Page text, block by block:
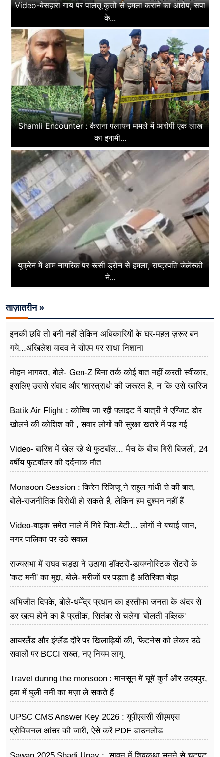
Video-बेसहारा गाय पर पालतू कुत्तों से हमला कराने का आरोप, सपा
के...
Shamli Encounter : कैराना पलायन मामले में आरोपी एक लाख
का इनामी...
यूक्रेन में आम नागरिक पर रूसी ड्रोन से हमला, राष्ट्रपति जेलेंस्की
ने...
ताज़ातरीन »
इनकी छवि तो बनी नहीं लेकिन अधिकारियों के घर-महल ज़रूर बन
गये...अखिलेश यादव ने सीएम पर साधा​ निशाना
मोहन भागवत, बोले- Gen-Z बिना तर्क कोई बात नहीं करती स्वीकार,
इसलिए उससे संवाद और 'शास्त्रार्थ' की जरूरत है, न कि उसे खारिज
Batik Air Flight : कोच्चि जा रही फ्लाइट में यात्री ने एग्जिट डोर
खोलने की कोशिश की , सवार लोगों की सुरक्षा खतरे में पड़ गई
Video- बारिश में खेल रहे थे फुटबॉल... मैच के बीच गिरी बिजली, 24
वर्षीय फुटबॉलर की दर्दनाक मौत
Monsoon Session : किरेन रिजिजू ने राहुल गांधी से की बात,
बोले-राजनीतिक विरोधी हो सकते हैं, लेकिन हम दुश्मन नहीं हैं
Video-बाइक समेत नाले में गिरे पिता-बेटी… लोगों ने बचाई जान,
नगर पालिका पर उठे सवाल
राज्यसभा में राघव चड्ढा ने उठाया डॉक्टरों-डायग्नोस्टिक सेंटरों के
'कट मनी' का मुद्दा, बोले- मरीजों पर पड़ता है अ​तिरिक्त बोझ
अभिजीत दिपके, बोले-धर्मेंद्र प्रधान का इस्तीफा जनता के अंदर से
डर खत्म होने का है प्रतीक, सितंबर से चलेगा 'बोलती पब्लिक'
आयरलैंड और इंग्लैंड दौरे पर खिलाड़ियों की, फिटनेस को लेकर उठे
सवालों पर BCCI सख्त, नए नियम लागू
Travel during the monsoon : मानसून में घूमें कुर्ग और उदयपुर,
हवा में घुली नमी का मज़ा ले सकते हैं
UPSC CMS Answer Key 2026 : यूपीएससी सीएमएस
प्रोविजनल आंसर की जारी, ऐसे करें PDF डाउनलोड